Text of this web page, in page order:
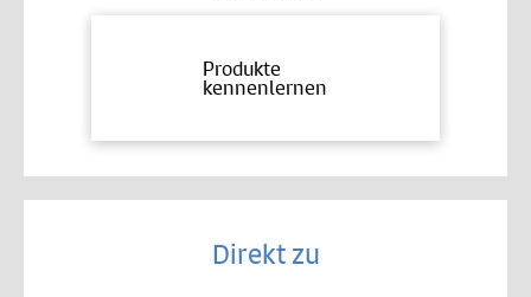
Produkte
kennenlernen
Direkt zu